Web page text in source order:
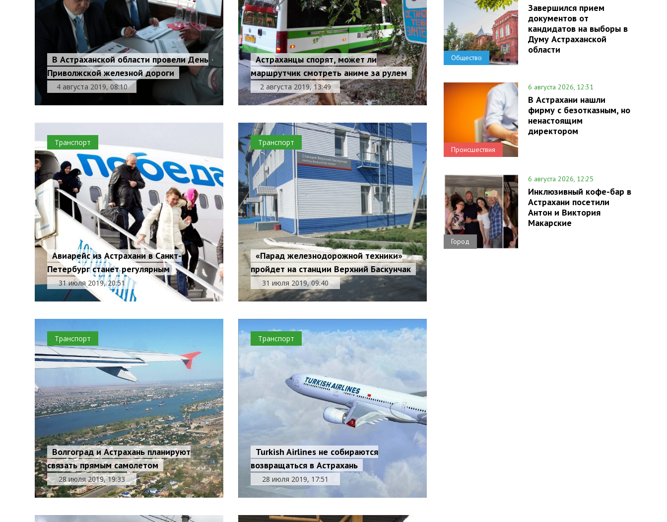
В Астраханской области провели День
Приволжской железной дороги
4 августа 2019, 08:10
Астраханцы спорят, может ли
маршрутчик смотреть аниме за рулем
2 августа 2019, 13:49
Транспорт
Авиарейс из Астрахани в Санкт-
Петербург станет регулярным
31 июля 2019, 20:51
Транспорт
«Парад железнодорожной техники»
пройдет на станции Верхний Баскунчак
31 июля 2019, 09:40
Транспорт
Волгоград и Астрахань планируют
связать прямым самолетом
28 июля 2019, 19:33
Транспорт
Turkish Airlines не собираются
возвращаться в Астрахань
28 июля 2019, 17:51
Общество
Завершился прием
документов от
кандидатов на выборы в
Думу Астраханской
области
Происшествия
6 августа 2026, 12:31
В Астрахани нашли
фирму с безотказным, но
ненастоящим
директором
Город
6 августа 2026, 12:25
Инклюзивный кофе-бар в
Астрахани посетили
Антон и Виктория
Макарские